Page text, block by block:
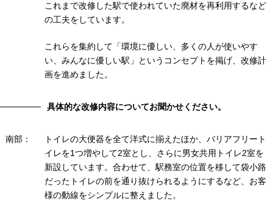
これまで改修した駅で使われていた廃材を再利用するなど
の工夫をしています。
これらを集約して「環境に優しい、多くの人が使いやす
い、みんなに優しい駅」というコンセプトを掲げ、改修計
画を進めました。
具体的な改修内容についてお聞かせください。
南部：
トイレの大便器を全て洋式に揃えたほか、バリアフリート
イレを1つ増やして2室とし、さらに男女共用トイレ2室を
新設しています。合わせて、駅務室の位置を移して袋小路
だったトイレの前を通り抜けられるようにするなど、お客
様の動線をシンプルに整えました。